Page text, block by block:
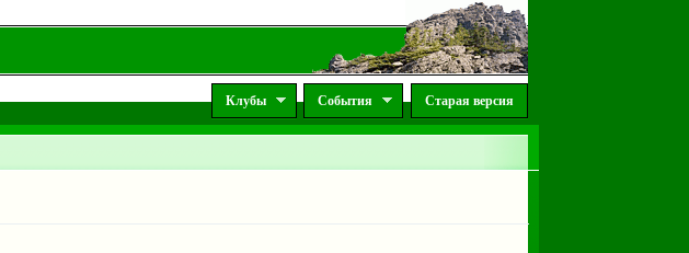
Клубы События Старая версия